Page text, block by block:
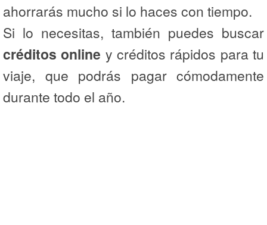
ahorrarás mucho si lo haces con tiempo.
Si lo necesitas, también puedes buscar
créditos online y créditos rápidos para tu
viaje, que podrás pagar cómodamente
durante todo el año.